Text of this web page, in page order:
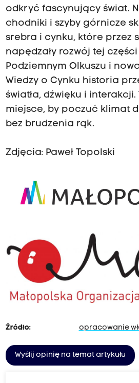
odkryć fascynujący świat.
chodniki i szyby górnicze
srebra i cynku, które przez
napędzały rozwój tej części
Podziemnym Olkuszu i
Wiedzy o Cynku historia
światła, dźwięku i interakcji.
miejsce, by poczuć klimat
bez brudzenia rąk.
Zdjęcia: Paweł Topolski
Źródło: opracowanie
Wyślij opinię na temat artykułu